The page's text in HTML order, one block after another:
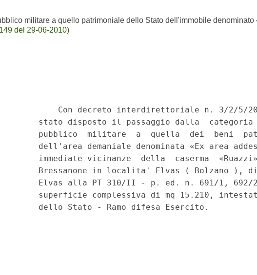
militare a quello patrimoniale dello Stato dell'immobile
del 29-06-2010)